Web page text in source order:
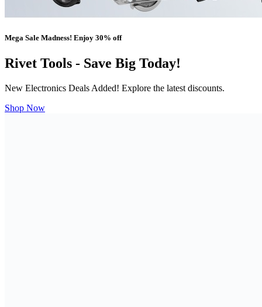
Mega Sale Madness! Enjoy 30% off
Rivet Tools - Save Big Today!
New Electronics Deals Added! Explore the latest discounts.
Shop Now